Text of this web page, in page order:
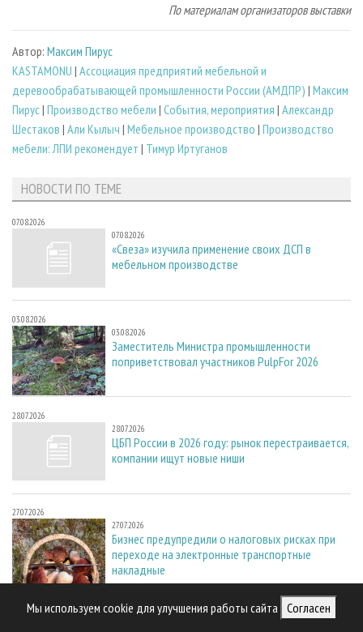
Мы используем cookie для улучшения работы сайта Согласен
По материалам организаторов выставки
Автор: Максим Пирус
KASTAMONU | Ассоциация предприятий мебельной и
деревообрабатывающей промышленности России (АМДПР) | Максим
Пирус| Производство мебели | События, мероприятия | Александр
Шестаков | Али Кылыч | Мебельное производство | Производство
мебели: ЛПИ рекомендует | Тимур Иртуганов
НОВОСТИ ПО ТЕМЕ
07.08.2026
07.08.2026
«Свеза» изучила применение своих ДСП в
мебельном производстве
03.08.2026
03.08.2026
Заместитель Министра промышленности
поприветствовал участников PulpFor 2026
28.07.2026
28.07.2026
ЦБП России в 2026 году: рынок перестраивается,
компании ищут новые ниши
27.07.2026
27.07.2026
Бизнес предупредили о налоговых рисках при
переходе на электронные транспортные
накладные
27.07.2026